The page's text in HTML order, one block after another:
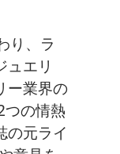
り、ラ
エリ
ー業界の
の情熱
の元ライ